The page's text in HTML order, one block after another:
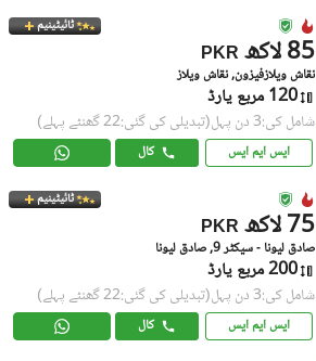
ٹائیٹینیم
PKR 85 لاکھ
نقاش ویلازفیزون, نقاش ویلاز
120 مربع یارڈ
شامل کی:3 دن پہل (تبدیلی کی گئی:22 گھنٹے پہلے)
ایس ایم ایس کال
ٹائیٹینیم
PKR 75 لاکھ
صادق لیونا - سیکٹر 9, صادق لیونا
200 مربع یارڈ
شامل کی:3 دن پہل (تبدیلی کی گئی:22 گھنٹے پہلے)
ایس ایم ایس کال